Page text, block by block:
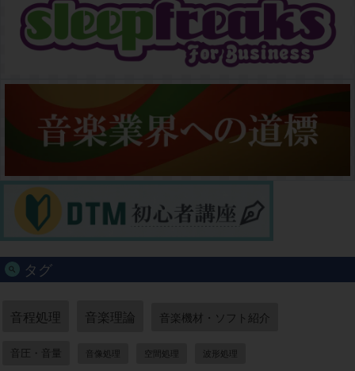
タグ
音程処理 音楽理論 音楽機材・ソフト紹介
音圧・音量 音像処理 空間処理 波形処理